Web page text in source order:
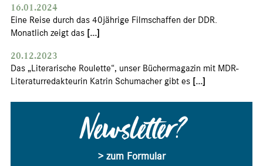
16.01.2024
Eine Reise durch das 40jährige Filmschaffen der DDR.
Monatlich zeigt das [...]
20.12.2023
Das „Literarische Roulette“, unser Büchermagazin mit MDR-
Literaturredakteurin Katrin Schumacher gibt es [...]
Newsletter?
> zum Formular